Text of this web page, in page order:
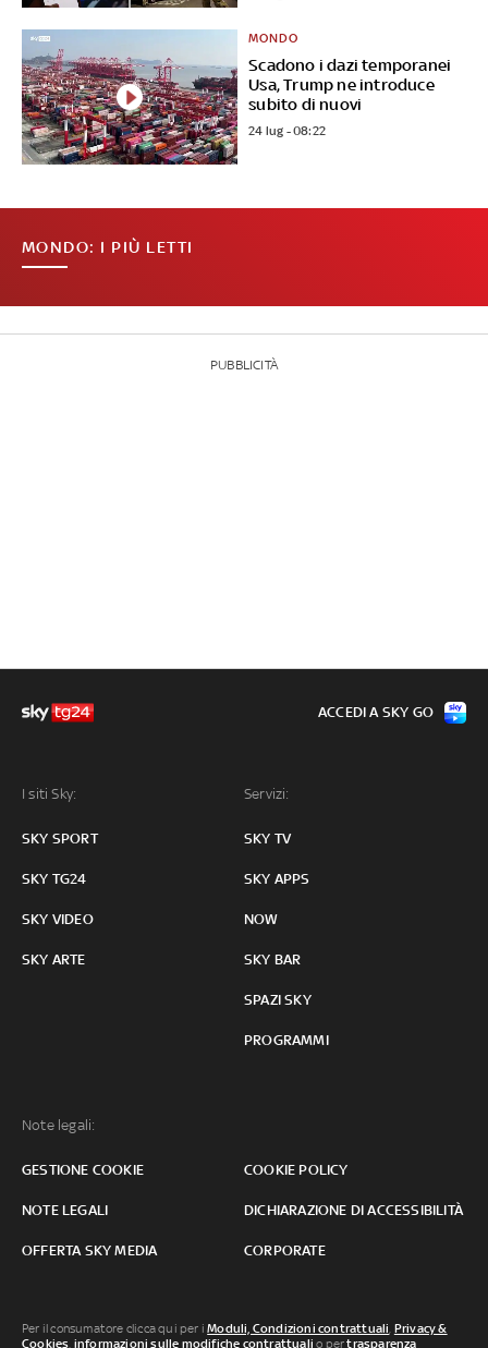
Scadono i dazi temporanei
Usa, Trump ne introduce
subito di nuovi
MONDO
24 lug - 08:22
MONDO: I PIÙ LETTI
PUBBLICITÀ
I siti Sky:
SKY SPORT
SKY TG24
SKY VIDEO
SKY ARTE
Servizi:
SKY TV
SKY APPS
NOW
SKY BAR
SPAZI SKY
PROGRAMMI
Note legali:
GESTIONE COOKIE COOKIE POLICY
NOTE LEGALI DICHIARAZIONE DI ACCESSIBILITÀ
OFFERTA SKY MEDIA CORPORATE
ACCEDI A SKY GO
Per il consumatore clicca qui per iModuli, Condizioni contrattuali, Privacy &
Cookies, informazioni sulle modifiche contrattuali o pertrasparenza